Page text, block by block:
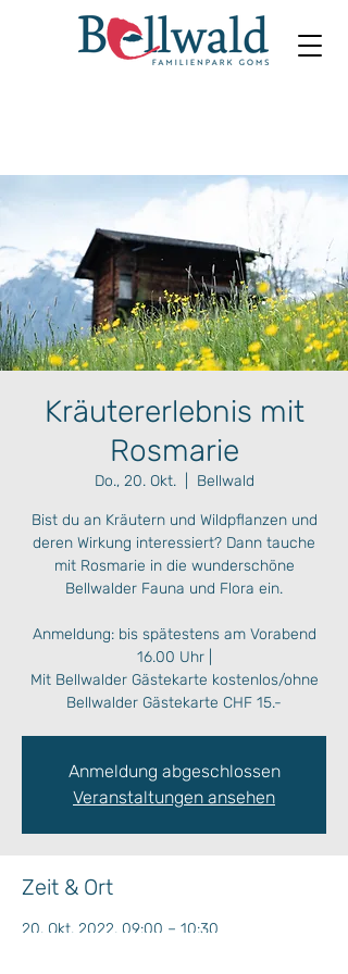
Kräutererlebnis mit
Rosmarie
Do., 20. Okt.
  |
Bellwald
Bist du an Kräutern und Wildpflanzen und
deren Wirkung interessiert? Dann tauche
mit Rosmarie in die wunderschöne
Bellwalder Fauna und Flora ein.
Anmeldung: bis spätestens am Vorabend
16.00 Uhr |
Mit Bellwalder Gästekarte kostenlos/ohne
Bellwalder Gästekarte CHF 15.-
Anmeldung abgeschlossen
Veranstaltungen ansehen
Zeit & Ort
20. Okt. 2022, 09:00 – 10:30